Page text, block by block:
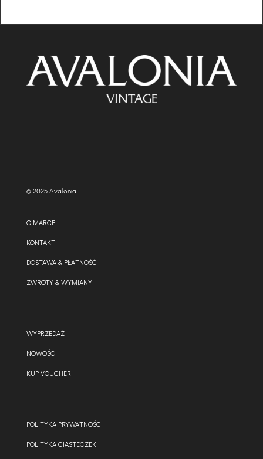
© 2025 Avalonia
O MARCE
KONTAKT
DOSTAWA & PŁATNOŚĆ
ZWROTY & WYMIANY
WYPRZEDAŻ
NOWOŚCI
KUP VOUCHER
POLITYKA PRYWATNOŚCI
POLITYKA CIASTECZEK